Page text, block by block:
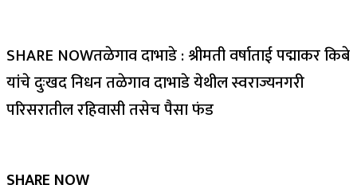
SHARE NOWतळेगाव दाभाडे : श्रीमती वर्षाताई पद्माकर किबे
यांचे दुःखद निधन तळेगाव दाभाडे येथील स्वराज्यनगरी
परिसरातील रहिवासी तसेच पैसा फंड